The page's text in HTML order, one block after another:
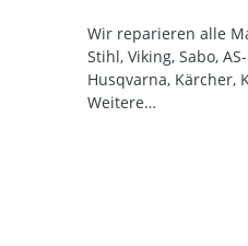
Wir reparieren alle
Stihl, Viking, Sabo,
Husqvarna, Kärcher,
Weitere…